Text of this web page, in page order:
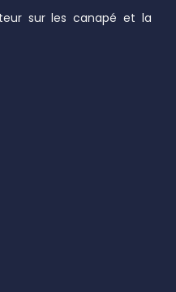
sur les canapé et la